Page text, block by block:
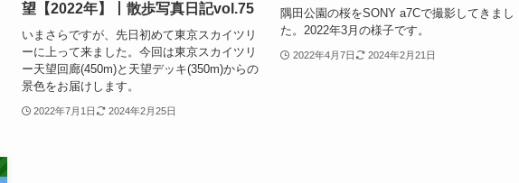
望【2022年】丨散歩写真日記vol.75
いまさらですが、先日初めて東京スカイツリ
ーに上って来ました。今回は東京スカイツリ
ー天望回廊(450m)と天望デッキ(350m)からの
景色をお届けします。
2022年7月1日 2024年2月25日
隅田公園の桜をSONY a7Cで撮影してきまし
た。2022年3月の様子です。
2022年4月7日 2024年2月21日